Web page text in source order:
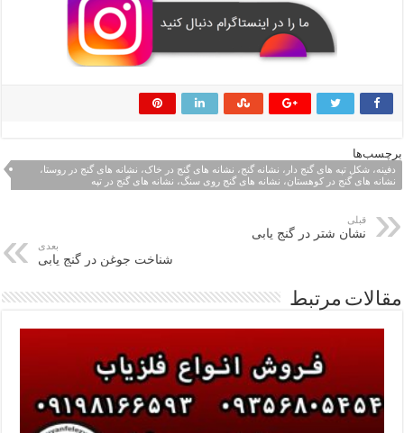
برچسب‌ها
دفینه، شکل تپه های گنج دار، نشانه گنج، نشانه های گنج در خاک، نشانه های گنج در روستا،
نشانه های گنج در کوهستان، نشانه های گنج روی سنگ، نشانه های گنج در تپه
قبلی
نشان شتر در گنج یابی
بعدی
شناخت جوغن در گنج یابی
مقالات مرتبط